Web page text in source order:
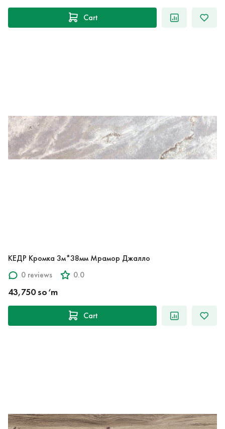
Cart
КЕДР Кромка 3м*38мм Мрамор Джалло
0 reviews
0.0
43,750 so‘m
Cart